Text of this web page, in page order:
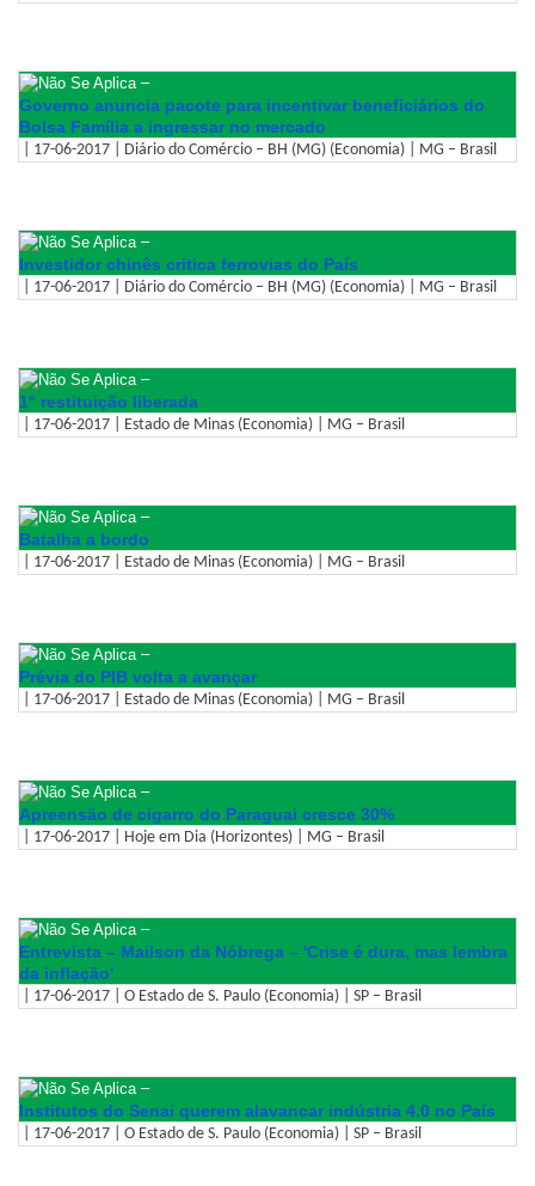
–
Governo anuncia pacote para incentivar beneficiários do
Bolsa Família a ingressar no mercado
| 17-06-2017 | Diário do Comércio – BH (MG) (Economia) | MG – Brasil
–
Investidor chinês critica ferrovias do País
| 17-06-2017 | Diário do Comércio – BH (MG) (Economia) | MG – Brasil
–
1° restituição liberada
| 17-06-2017 | Estado de Minas (Economia) | MG – Brasil
–
Batalha a bordo
| 17-06-2017 | Estado de Minas (Economia) | MG – Brasil
–
Prévia do PIB volta a avançar
| 17-06-2017 | Estado de Minas (Economia) | MG – Brasil
–
Apreensão de cigarro do Paraguai cresce 30%
| 17-06-2017 | Hoje em Dia (Horizontes) | MG – Brasil
–
Entrevista – Mailson da Nóbrega – 'Crise é dura, mas lembra
da inflação'
| 17-06-2017 | O Estado de S. Paulo (Economia) | SP – Brasil
–
Institutos do Senai querem alavancar indústria 4.0 no País
| 17-06-2017 | O Estado de S. Paulo (Economia) | SP – Brasil